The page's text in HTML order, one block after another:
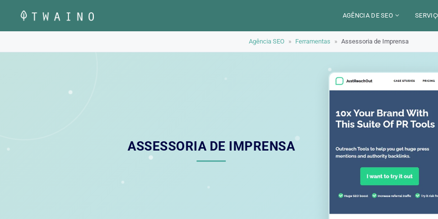
conteúdo
AGÊNCIA DE SEO
LOCALIZAÇÃO
ALEXANDRE MAROTEL
Agência SEO » Ferramentas » Assessoria de Imprensa
ASSESSORIA DE IMPRENSA